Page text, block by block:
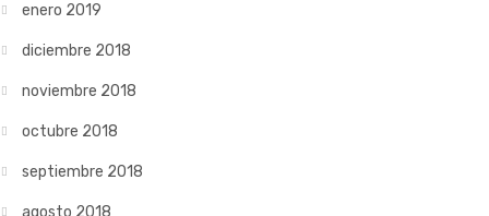
enero 2019
diciembre 2018
noviembre 2018
octubre 2018
septiembre 2018
agosto 2018